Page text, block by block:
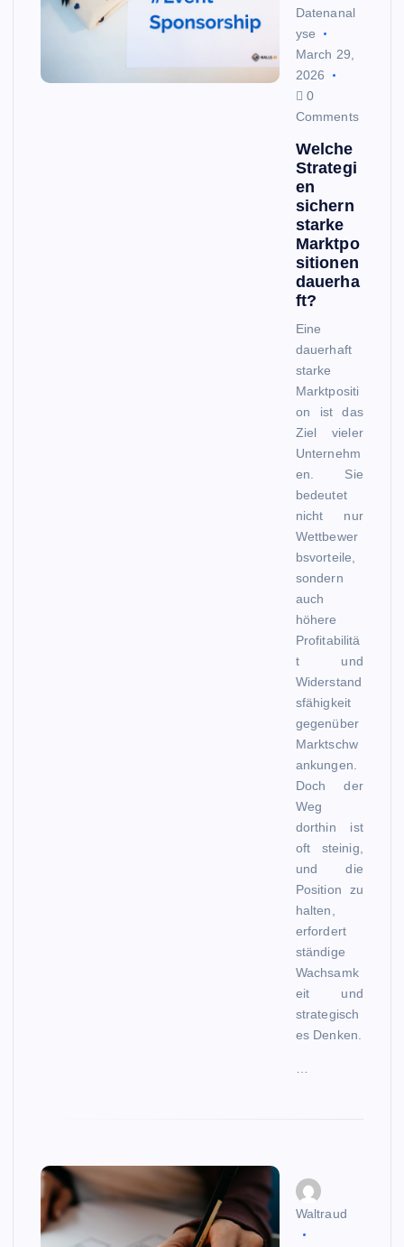
Datenanal
yse
March 29,
2026
0
Comments
Welche
Strategi
en
sichern
starke
Marktpo
sitionen
dauerha
ft?
Eine
dauerhaft
starke
Marktpositi
on ist das
Ziel vieler
Unternehm
en. Sie
bedeutet
nicht nur
Wettbewer
bsvorteile,
sondern
auch
höhere
Profitabilitä
t und
Widerstand
sfähigkeit
gegenüber
Marktschw
ankungen.
Doch der
Weg
dorthin ist
oft steinig,
und die
Position zu
halten,
erfordert
ständige
Wachsamk
eit und
strategisch
es Denken.
Waltraud